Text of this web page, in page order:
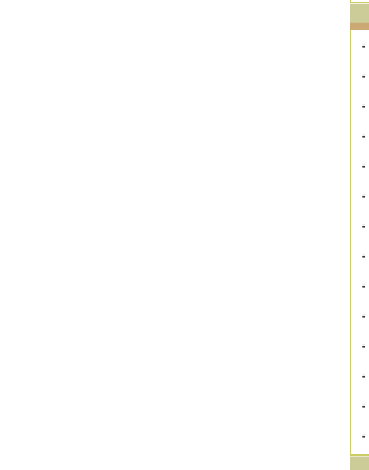
・
・
・
・
・
・
・
・
・
・
・
・
・
・